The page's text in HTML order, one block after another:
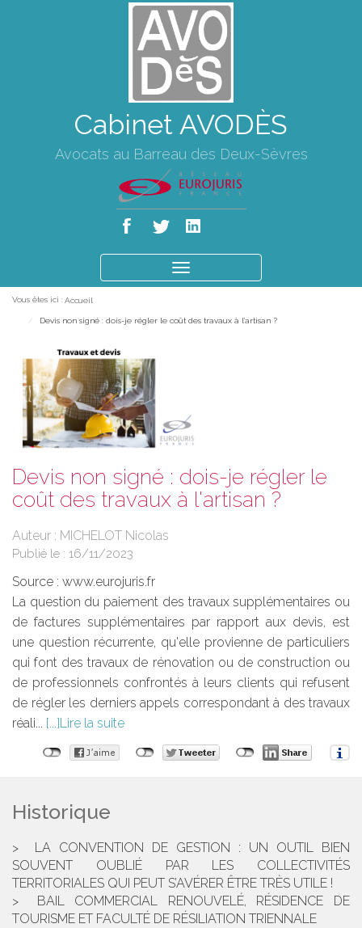
Cabinet AVODÈS
Avocats au Barreau des Deux-Sèvres
le
Vous êtes ici : Accueil
Devis non signé : dois-je régler le coût des travaux à l'artisan ?
Devis non signé : dois-je régler le
coût des travaux à l'artisan ?
Auteur : MICHELOT Nicolas
Publié le : 16/11/2023
Source : www.eurojuris.fr
La question du paiement des travaux supplémentaires ou
de factures supplémentaires par rapport aux devis, est
une question récurrente, qu'elle provienne de particuliers
qui font des travaux de rénovation ou de construction ou
de professionnels confrontés à leurs clients qui refusent
de régler les derniers appels correspondant à des travaux
réali...
Lire la suite
Historique
LA CONVENTION DE GESTION : UN OUTIL BIEN
SOUVENT OUBLIÉ PAR LES COLLECTIVITÉS
TERRITORIALES QUI PEUT S’AVÉRER ÊTRE TRÈS UTILE !
BAIL COMMERCIAL RENOUVELÉ, RÉSIDENCE DE
TOURISME ET FACULTÉ DE RÉSILIATION TRIENNALE